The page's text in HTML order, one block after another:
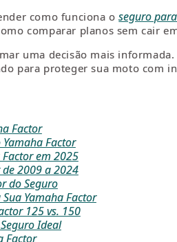
como funciona oseguro
comparar planos sem cair
uma decisão mais
para proteger sua moto com
Factor
Factor
em 2025
de 2009 a 2024
do Seguro
Yamaha Factor
125 vs. 150
Ideal
Factor